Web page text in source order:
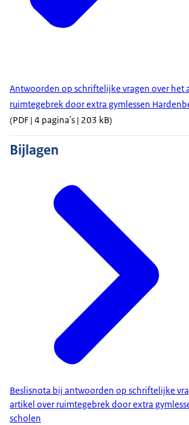
Antwoorden op schriftelijke vragen over het
ruimtegebrek door extra gymlessen
(PDF | 4 pagina's | 203 kB)
Bijlagen
Beslisnota bij antwoorden op schriftelijke
artikel over ruimtegebrek door extra
scholen